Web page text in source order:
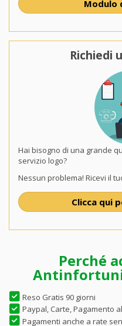
Modulo
Richiedi
Hai bisogno di una grande
servizio logo?
Nessun problema! Ricevi il
Clicca qui
Perché
Reso Gratis 90 giorni
Paypal, Carte, Pagamento
Pagamenti anche a rate